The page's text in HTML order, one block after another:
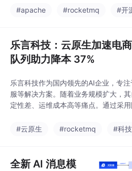
化和事件驱动分发等方面进行了针对
#apache #rocketmq #开
乐言科技：云原生加速电
队列助力降本 37%
乐言科技作为国内领先的AI企业，专
服等解决方案。随着业务规模扩大，
定性差、运维成本高等痛点。通过采
7%，同时提升了系统稳定性和开发效
#云原生 #rocketmq #科技
全新 AI 消息模